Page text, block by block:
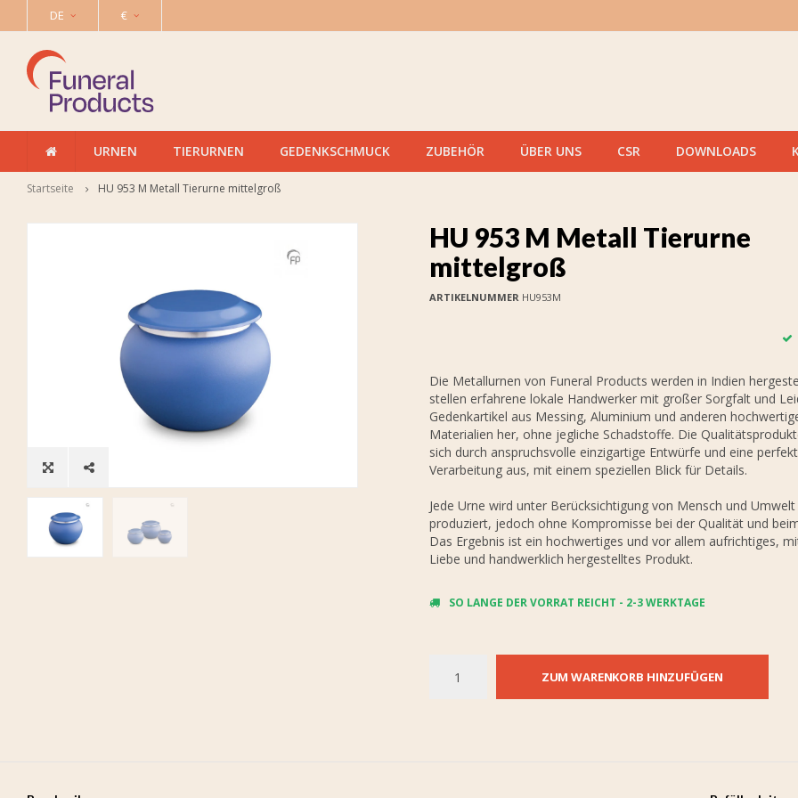
DE €
URNEN TIERURNEN GEDENKSCHMUCK ZUBEHÖR ÜBER UNS CSR DOWNLOADS
Startseite HU 953 M Metall Tierurne mittelgroß
HU 953 M Metall Tierurne
mittelgroß
ARTIKELNUMMERHU953M
Die Metallurnen von Funeral Products werden in Indien
stellen erfahrene lokale Handwerker mit großer Sorgfalt und
Gedenkartikel aus Messing, Aluminium und anderen
Materialien her, ohne jegliche Schadstoffe. Die
sich durch anspruchsvolle einzigartige Entwürfe und eine
Verarbeitung aus, mit einem speziellen Blick für Details.
Jede Urne wird unter Berücksichtigung von Mensch und Umwelt
produziert, jedoch ohne Kompromisse bei der Qualität und
Das Ergebnis ist ein hochwertiges und vor allem aufrichtiges,
Liebe und handwerklich hergestelltes Produkt.
SO LANGE DER VORRAT REICHT - 2-3 WERKTAGE
ZUM WARENKORB HINZUFÜGEN